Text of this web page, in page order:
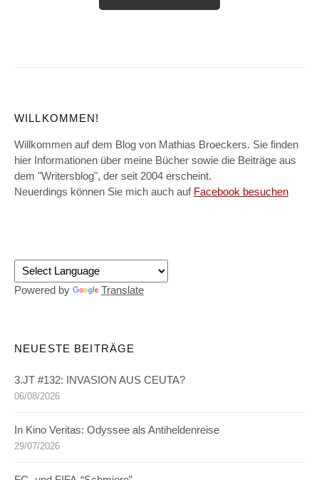
WILLKOMMEN!
Willkommen auf dem Blog von Mathias Broeckers. Sie finden
hier Informationen über meine Bücher sowie die Beiträge aus
dem "Writersblog", der seit 2004 erscheint.
Neuerdings können Sie mich auch auf Facebook besuchen
Powered by Translate
NEUESTE BEITRÄGE
3.JT #132: INVASION AUS CEUTA?
06/08/2026
In Kino Veritas: Odyssee als Antiheldenreise
29/07/2026